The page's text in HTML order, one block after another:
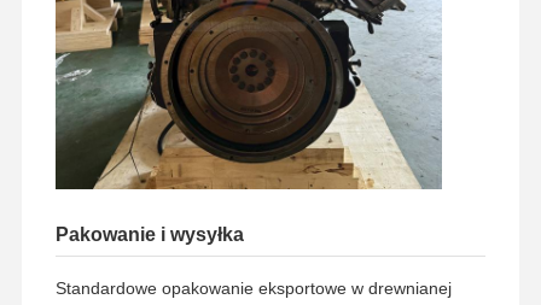
Silnik Mitsubishi
Silnik koparki
zestaw do regeneracji silnika
Pompa wtryskowa
Zestaw turbosprężarki
Pakowanie i wysyłka
Standardowe opakowanie eksportowe w drewnianej